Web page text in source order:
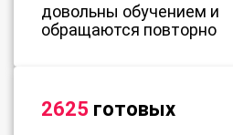
довольны обучением и
обращаются повторно
2625 готовых